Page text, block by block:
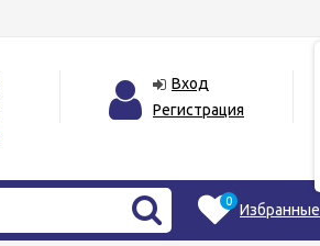
Вход
Регистрация
0 Избранные